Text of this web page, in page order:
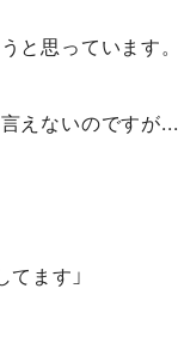
と思っています。
えないのですが...
てます」